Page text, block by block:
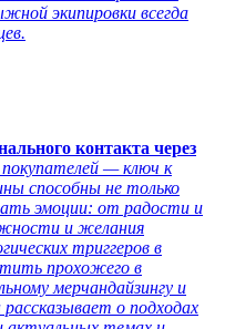
экипировки всегда
контакта через
— ключ к
способны не только
эмоции: от радости и
и желания
триггеров в
прохожего в
мерчандайзингу и
о подходах